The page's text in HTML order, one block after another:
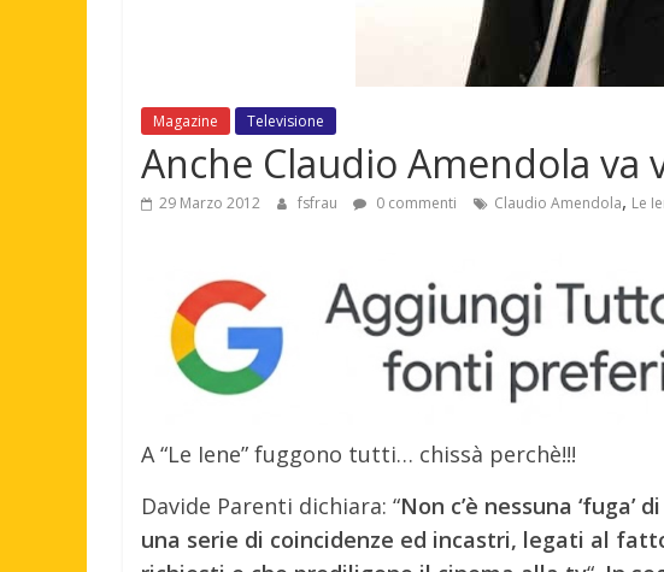
Magazine Televisione
Anche Claudio Amendola va
29 Marzo 2012 fsfrau 0 commenti Claudio Amendola, Le
A “Le Iene” fuggono tutti… chissà perchè!!!
Davide Parenti dichiara: “Non c’è nessuna
una serie di coincidenze ed incastri, legati al